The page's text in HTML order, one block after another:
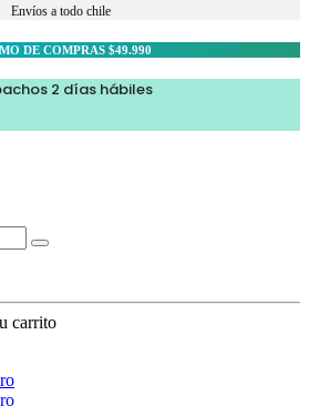
Envíos a todo chile
DE COMPRAS $49.990
2 días hábiles
carrito